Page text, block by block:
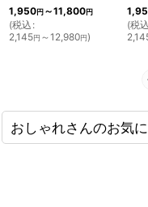
1,950円～11,800円
(税込 :
2,145円 ～12,980円)
(税込
おしゃれさんのお気